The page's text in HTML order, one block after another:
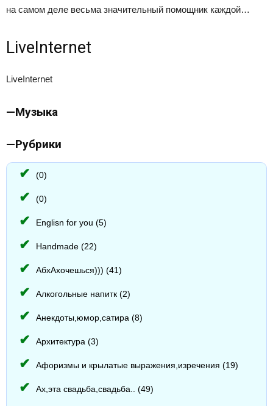
на самом деле весьма значительный помощник каждой…
LiveInternet
LiveInternet
—Музыка
—Рубрики
(0)
(0)
Englisn for you (5)
Handmade (22)
АбхАхочешься))) (41)
Алкогольные напитк (2)
Анекдоты,юмор,сатира (8)
Архитектура (3)
Афоризмы и крылатые выражения,изречения (19)
Ах,эта свадьба,свадьба.. (49)